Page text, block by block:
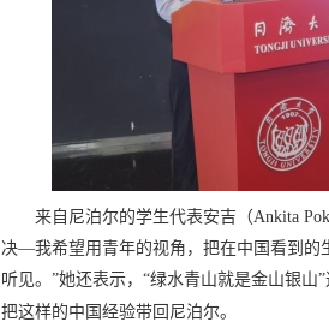
来自尼泊尔的学生代表安吉（Ankita
决—我希望用青年的视角，把在中国看到的
听见。”她还表示，“绿水青山就是金山银
把这样的中国经验带回尼泊尔。